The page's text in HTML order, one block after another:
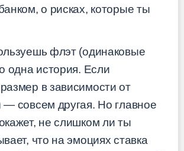
о рисках, которые ты
флэт (одинаковые
одна история. Если
в зависимости от
— совсем другая. Но главное
не слишком ли ты
что на эмоциях ставка